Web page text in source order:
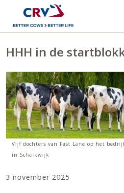
HHH in de
Vijf dochters van Fast Lane op het
in Schalkwijk
3 november 2025